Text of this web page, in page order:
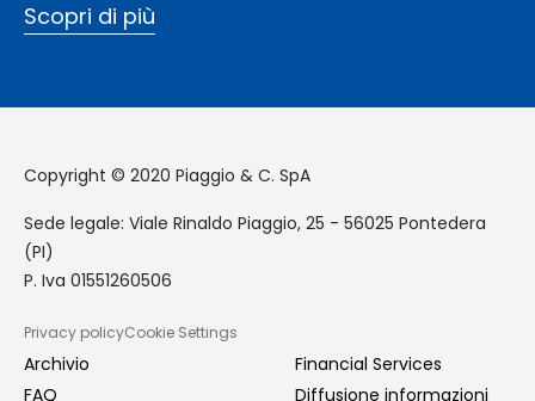
Scopri di più
Copyright © 2020 Piaggio & C. SpA
Sede legale: Viale Rinaldo Piaggio, 25 - 56025 Pontedera
(PI)
P. Iva 01551260506
GDPR
Privacy policyCookie Settings
Archivio
FAQ
Financial Services
Diffusione informazioni